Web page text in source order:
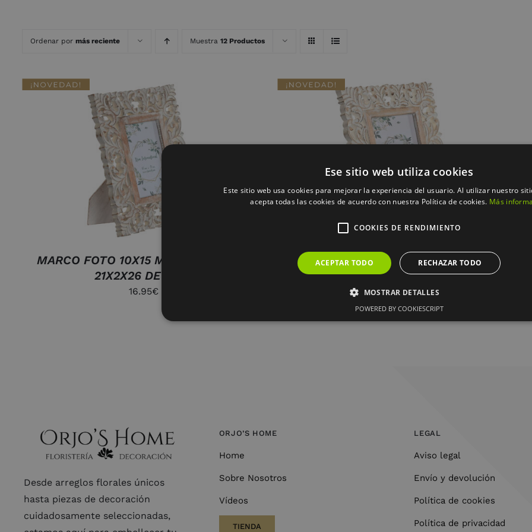
Ordenar por más reciente Muestra 12 Productos
AÑADIR AL CARRITO
MARCO FOTO 10X15 MANGO CRISTAL
21X2X26 DECAPE
16.95€
MARCO FOTO 13X18 MANGO CRISTAL
23X2X29 DECAPE
19.95€
Desde arreglos florales únicos
hasta piezas de decoración
cuidadosamente seleccionadas,
ORJO’S HOME
Home
Sobre Nosotros
Vídeos
TIENDA
LEGAL
Aviso legal
Envío y devolución
Política de cookies
Política de privacidad
Ese sitio web utiliza cookies
Este sitio web usa cookies para mejorar la experiencia del usuario. Al utilizar nuestro
acepta todas las cookies de acuerdo con nuestra Política de cookies. Más
COOKIES DE RENDIMIENTO
ACEPTAR TODO RECHAZAR TODO
MOSTRAR DETALLES
POWERED BY COOKIESCRIPT